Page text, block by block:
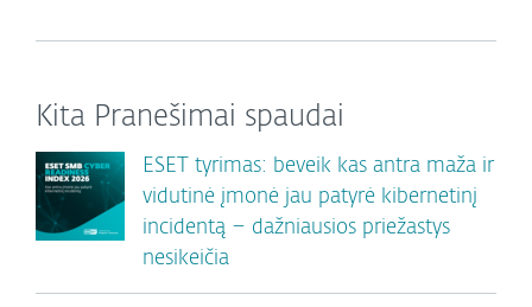
Kita Pranešimai spaudai
ESET tyrimas: beveik kas antra maža ir
vidutinė įmonė jau patyrė kibernetinį
incidentą – dažniausios priežastys
nesikeičia